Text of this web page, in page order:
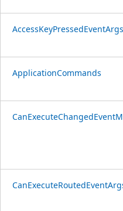
AccessKeyPressedEventArgs
ApplicationCommands